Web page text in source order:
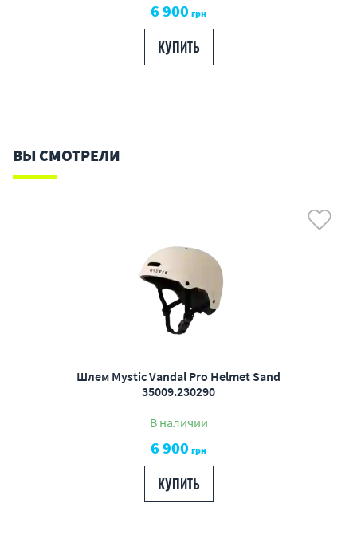
6 900 грн
КУПИТЬ
ВЫ СМОТРЕЛИ
Шлем Mystic Vandal Pro Helmet Sand
35009.230290
В наличии
6 900 грн
КУПИТЬ